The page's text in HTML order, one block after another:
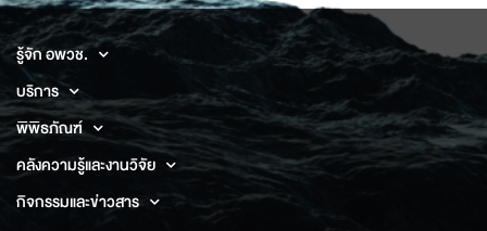
รู้จัก อพวช.
บริการ
พิพิธภัณฑ์
คลังความรู้และงานวิจัย
กิจกรรมและข่าวสาร